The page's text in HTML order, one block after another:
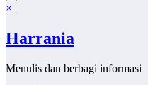
×
Harrania
Menulis dan berbagi informasi